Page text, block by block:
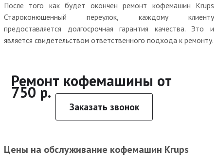
После того как будет окончен ремонт кофемашин Krups
Староконюшенный переулок, каждому клиенту
предоставляется долгосрочная гарантия качества. Это и
является свидетельством ответственного подхода к ремонту.
Ремонт кофемашины от
750 р.
Заказать звонок
Цены на обслуживание кофемашин Krups